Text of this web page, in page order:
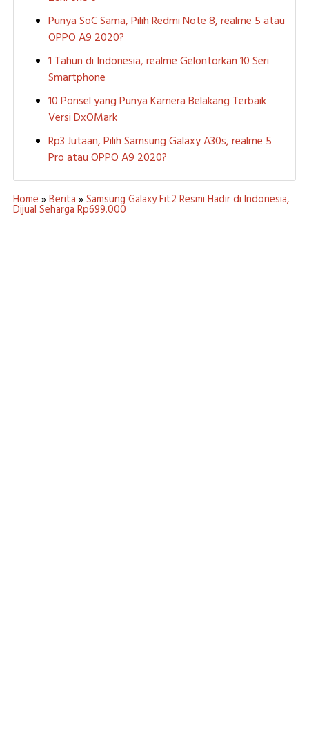
Punya SoC Sama, Pilih Redmi Note 8, realme 5 atau
OPPO A9 2020?
1 Tahun di Indonesia, realme Gelontorkan 10 Seri
Smartphone
10 Ponsel yang Punya Kamera Belakang Terbaik
Versi DxOMark
Rp3 Jutaan, Pilih Samsung Galaxy A30s, realme 5
Pro atau OPPO A9 2020?
Home »Berita »Samsung Galaxy Fit2 Resmi Hadir di Indonesia,
Dijual Seharga Rp699.000